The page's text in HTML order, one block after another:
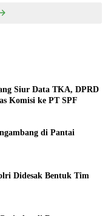
Siur Data TKA, DPRD
Komisi ke PT SPF
di Pantai
Didesak Bentuk Tim